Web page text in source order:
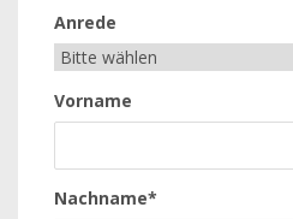
Anrede
Vorname
Nachname*